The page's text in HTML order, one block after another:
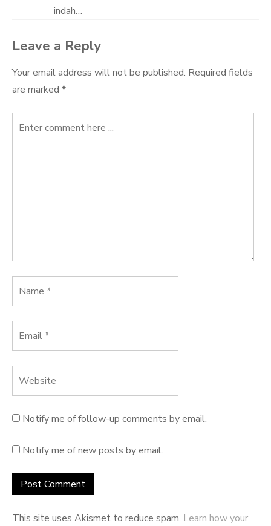
indah…
Leave a Reply
Your email address will not be published. Required fields
are marked *
Notify me of follow-up comments by email.
Notify me of new posts by email.
This site uses Akismet to reduce spam. Learn how your